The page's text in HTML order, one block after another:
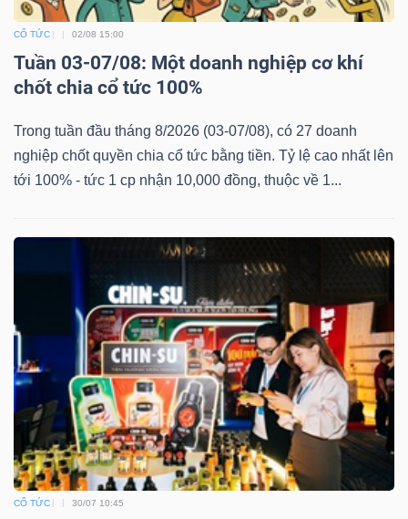
CỔ TỨC 02/08 15:00
Tuần 03-07/08: Một doanh nghiệp cơ khí
chốt chia cổ tức 100%
Trong tuần đầu tháng 8/2026 (03-07/08), có 27 doanh
nghiệp chốt quyền chia cổ tức bằng tiền. Tỷ lệ cao nhất lên
tới 100% - tức 1 cp nhận 10,000 đồng, thuộc về 1...
CỔ TỨC 30/07 10:45
Đào
tạo
Sách
tài
cụ
đầu
tư
Truyền